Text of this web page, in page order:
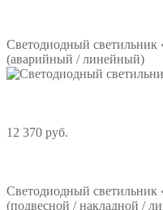
Светодиодный
(аварийный / линейный)
12 370 руб.
Светодиодный
(подвесной / накладной /